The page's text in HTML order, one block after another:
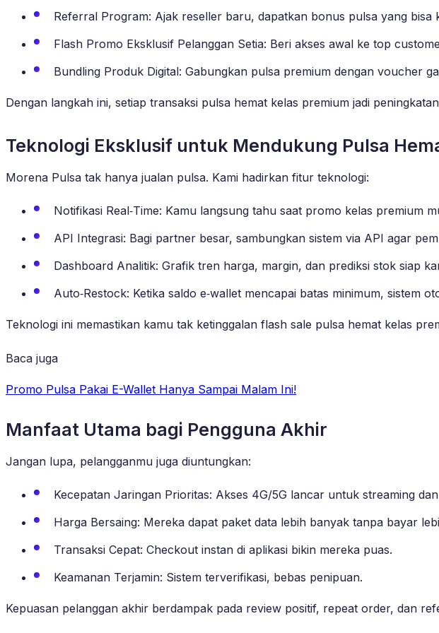
Referral Program: Ajak reseller baru, dapatkan bonus pulsa yang bisa
Flash Promo Eksklusif Pelanggan Setia: Beri akses awal ke top
Bundling Produk Digital: Gabungkan pulsa premium dengan voucher
Dengan langkah ini, setiap transaksi pulsa hemat kelas premium jadi
Teknologi Eksklusif untuk Mendukung Pulsa
Morena Pulsa tak hanya jualan pulsa. Kami hadirkan fitur teknologi:
Notifikasi Real‑Time: Kamu langsung tahu saat promo kelas premium
API Integrasi: Bagi partner besar, sambungkan sistem via API agar
Dashboard Analitik: Grafik tren harga, margin, dan prediksi stok siap
Auto‑Restock: Ketika saldo e‑wallet mencapai batas minimum, sistem
Teknologi ini memastikan kamu tak ketinggalan flash sale pulsa hemat kelas
Baca juga
Promo Pulsa Pakai E-Wallet Hanya Sampai Malam Ini!
Manfaat Utama bagi Pengguna Akhir
Jangan lupa, pelangganmu juga diuntungkan:
Kecepatan Jaringan Prioritas: Akses 4G/5G lancar untuk streaming
Harga Bersaing: Mereka dapat paket data lebih banyak tanpa bayar
Transaksi Cepat: Checkout instan di aplikasi bikin mereka puas.
Keamanan Terjamin: Sistem terverifikasi, bebas penipuan.
Kepuasan pelanggan akhir berdampak pada review positif, repeat order, dan